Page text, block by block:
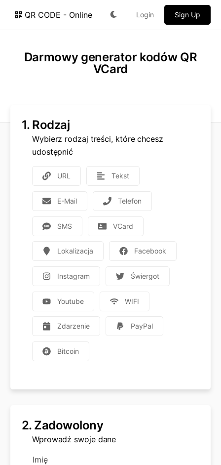
QR CODE - Online Login Sign Up
Darmowy generator kodów QR
VCard
1. Rodzaj
Wybierz rodzaj treści, które chcesz
udostępnić
URL Tekst
E-Mail Telefon
SMS VCard
Lokalizacja Facebook
Instagram Świergot
Youtube WIFI
Zdarzenie PayPal
Bitcoin
2. Zadowolony
Wprowadź swoje dane
Imię